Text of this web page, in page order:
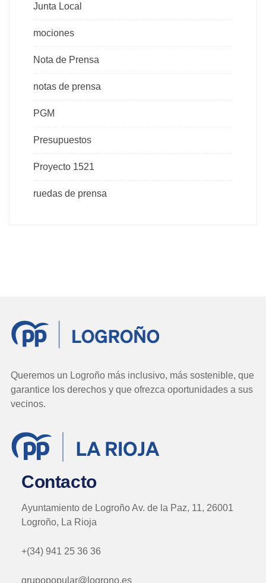
Junta Local
mociones
Nota de Prensa
notas de prensa
PGM
Presupuestos
Proyecto 1521
ruedas de prensa
Queremos un Logroño más inclusivo, más sostenible, que
garantice los derechos y que ofrezca oportunidades a sus
vecinos.
Contacto
Ayuntamiento de Logroño Av. de la Paz, 11, 26001
Logroño, La Rioja
+(34) 941 25 36 36
grupopopular@logrono.es